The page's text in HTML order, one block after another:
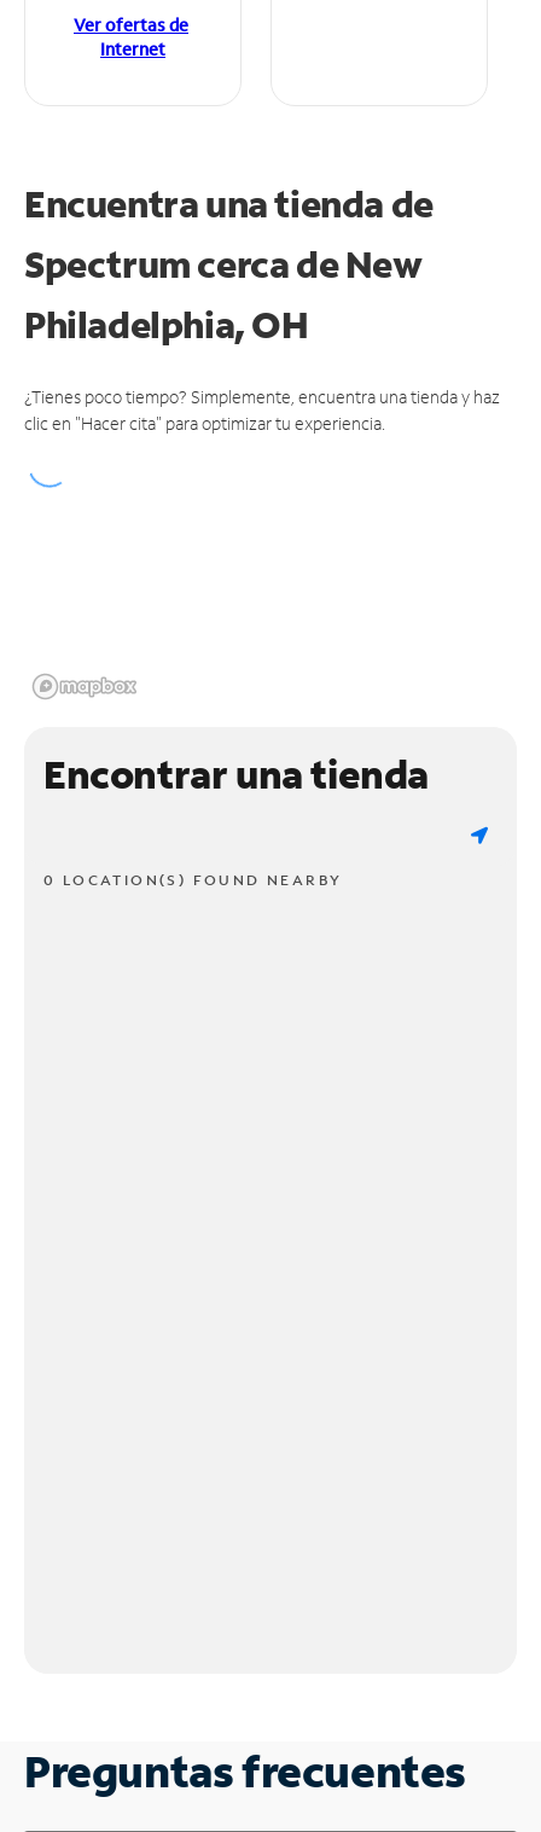
Ver ofertas de
Internet
Encuentra una tienda de
Spectrumcerca de New
Philadelphia, OH
¿Tienes poco tiempo? Simplemente, encuentra una tienda y haz
clic en "Hacer cita" para optimizar tu experiencia.
Encontrar una tienda
0 LOCATION(S) FOUND NEARBY
Preguntas frecuentes